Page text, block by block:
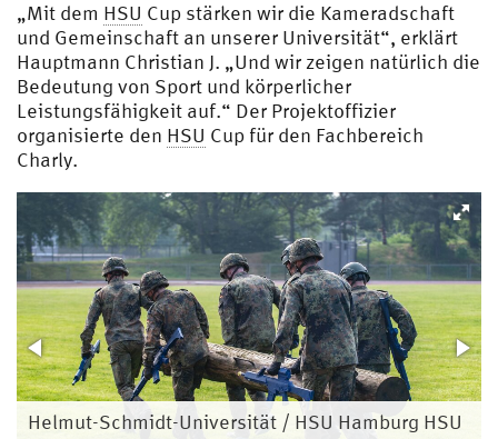
„Mit dem HSU Cup stärken wir die Kameradschaft
und Gemeinschaft an unserer Universität“, erklärt
Hauptmann Christian J. „Und wir zeigen natürlich die
Bedeutung von Sport und körperlicher
Leistungsfähigkeit auf.“ Der Projektoffizier
organisierte den HSU Cup für den Fachbereich
Charly.
Helmut-Schmidt-Universität / HSU Hamburg HSU